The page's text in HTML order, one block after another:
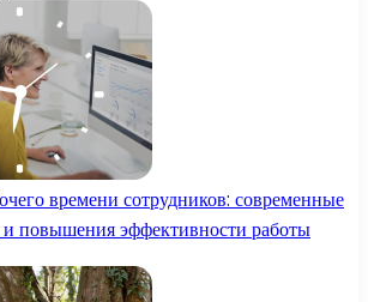
времени сотрудников: современные
и повышения эффективности работы